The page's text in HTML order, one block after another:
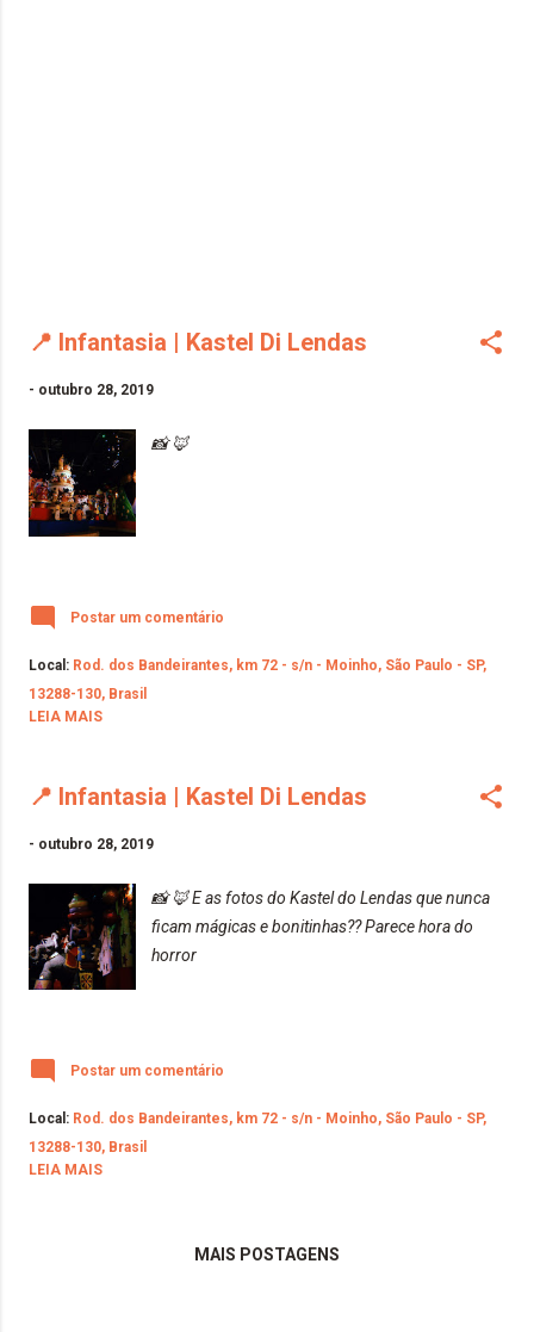
📍 Infantasia | Kastel Di Lendas
- outubro 28, 2019
📸 🦊
Postar um comentário
Local: Rod. dos Bandeirantes, km 72 - s/n - Moinho, São Paulo - SP,
13288-130, Brasil
LEIA MAIS
📍 Infantasia | Kastel Di Lendas
- outubro 28, 2019
📸 🦊 E as fotos do Kastel do Lendas que nunca
ficam mágicas e bonitinhas?? Parece hora do
horror
Postar um comentário
Local: Rod. dos Bandeirantes, km 72 - s/n - Moinho, São Paulo - SP,
13288-130, Brasil
LEIA MAIS
MAIS POSTAGENS